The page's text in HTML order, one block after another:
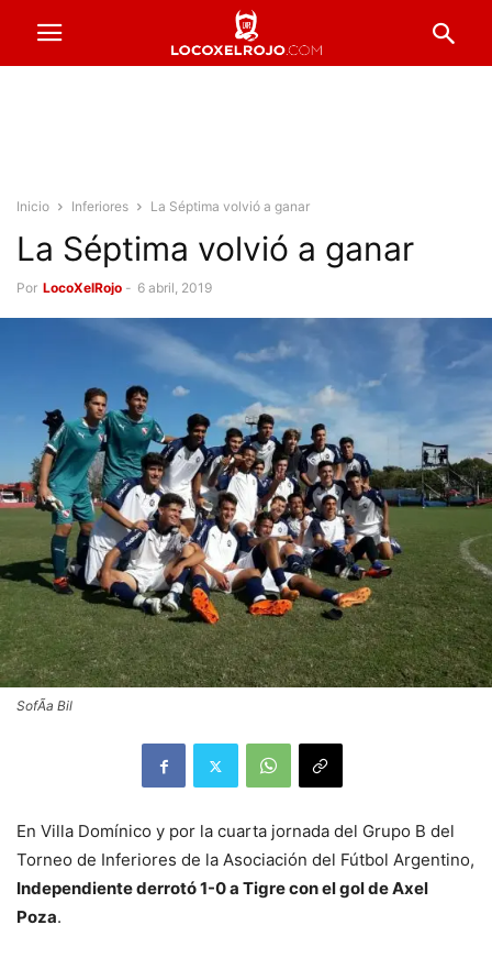
Inicio Inferiores La Séptima volvió a ganar
La Séptima volvió a ganar
Por LocoXelRojo - 6 abril, 2019
SofÃ­a Bil
En Villa Domínico y por la cuarta jornada del Grupo B del
Torneo de Inferiores de la Asociación del Fútbol Argentino,
Independiente derrotó 1-0 a Tigre con el gol de Axel
Poza.